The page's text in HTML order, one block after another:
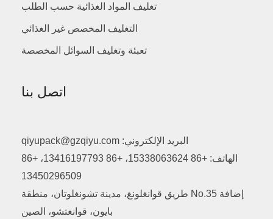
تغليف المواد الغذائية حسب الطلب
التغليف المخصص غير الغذائي
تعبئة وتغليف السوائل المخصصة
اتصل بنا
البريد الإلكتروني: qiyupack@gzqiyu.com
الهاتف: +86 15338063624، +86 13416197793، +86
13450296509
إضافة No.35 طريق قوانغلونغ، مدينة تشونغلوتان، منطقة
بايون، قوانغتشو، الصين